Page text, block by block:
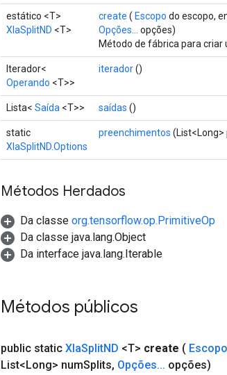
estático <T>
XlaSplitND <T>
create ( Escopo do escopo,
Opções...
opções)
Método de fábrica para criar
Iterador<
Operando <T>>
iterador()
Lista< Saída <T>> saídas ()
static
XlaSplitND.Options
preenchimentos
Métodos Herdados
Da classe org.tensorflow.op.PrimitiveOp
Da classe java.lang.Object
Da interface java.lang.Iterable
Métodos públicos
public static XlaSplitND <T> create ( Escopo
List<Long> numSplits, Opções... opções)